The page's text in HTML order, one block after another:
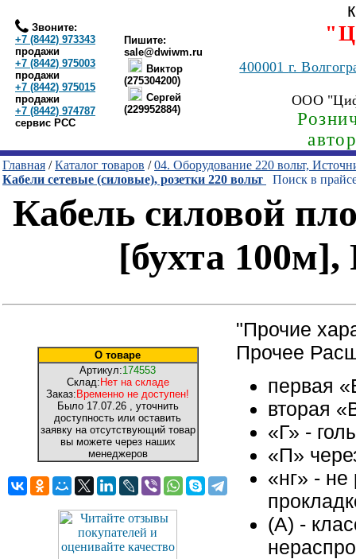
Звоните:
+7 (8442) 973343
продажи
+7 (8442) 975003
продажи
+7 (8442) 975015
продажи
+7 (8442) 974787
сервис РСС
Пишите:
sale@dwiwm.ru
Виктор
(275304200)
Сергей
(229952884)
400001г.
ООО
Главная /Каталог товаров /04. Оборудование 220 вольт,
Кабели сетевые (силовые), розетки 220 вольт
Поиск в
Кабель силовой
[бухта 100м],
О товаре
Артикул:174553
Склад: Нет на складе
Заказ: Временно не доступен!
Было 17.07.26 , уточнить
доступность или оставить
заявку на отсутствующий товар
вы можете через наших
менеджеров
"Прочие
Прочее
первая
вторая
«Г» -
«П»
«нг» - не
(А) -